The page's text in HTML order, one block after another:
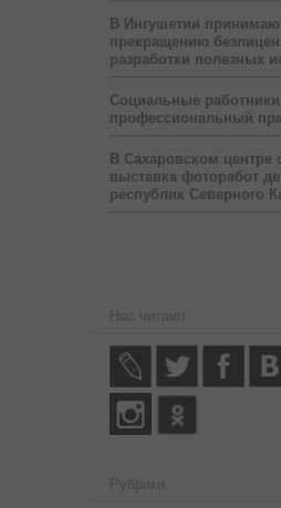
В Ингушетии
прекращению
разработки полезных
Социальные
профессиональный
В Сахаровском центре
выставка фоторабот
республик Северного
Нас читают
Рубрики